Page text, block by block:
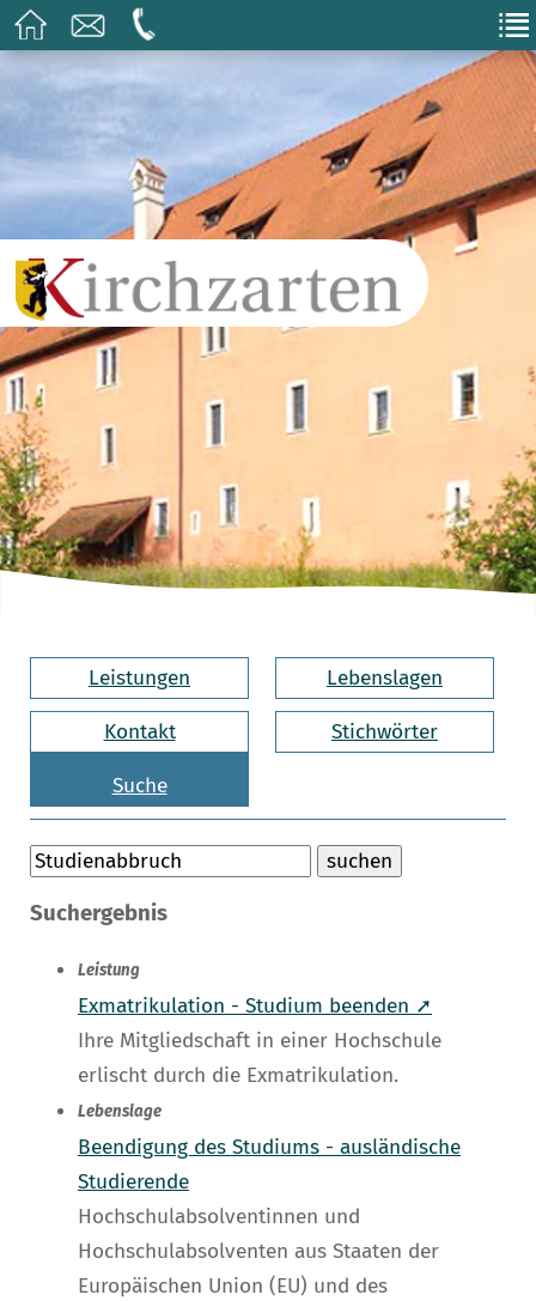
Leistungen Lebenslagen
Kontakt Stichwörter
Suche
Suchergebnis
Leistung
Exmatrikulation - Studium beenden ➚
Ihre Mitgliedschaft in einer Hochschule
erlischt durch die Exmatrikulation.
Lebenslage
Beendigung des Studiums - ausländische
Studierende
Hochschulabsolventinnen und
Hochschulabsolventen aus Staaten der
Europäischen Union (EU) und des